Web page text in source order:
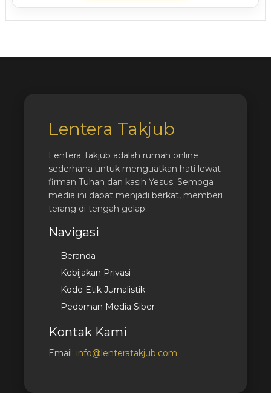
Lentera Takjub
Lentera Takjub adalah rumah online
sederhana untuk menguatkan hati lewat
firman Tuhan dan kasih Yesus. Semoga
media ini dapat menjadi berkat, memberi
terang di tengah gelap.
Navigasi
Beranda
Kebijakan Privasi
Kode Etik Jurnalistik
Pedoman Media Siber
Kontak Kami
Email: info@lenteratakjub.com